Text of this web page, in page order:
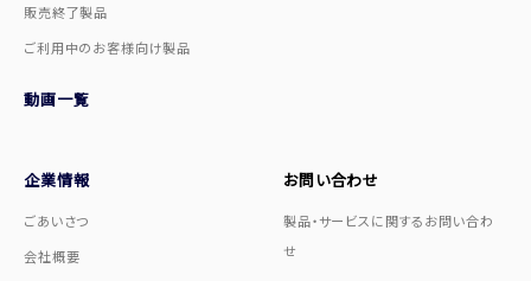
販売終了製品
ご利用中のお客様向け製品
動画一覧
企業情報
ごあいさつ
会社概要
お問い合わせ
製品・サービスに関するお問い合わ
せ